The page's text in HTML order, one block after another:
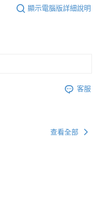
顯示電腦版詳細說明
客服
查看全部